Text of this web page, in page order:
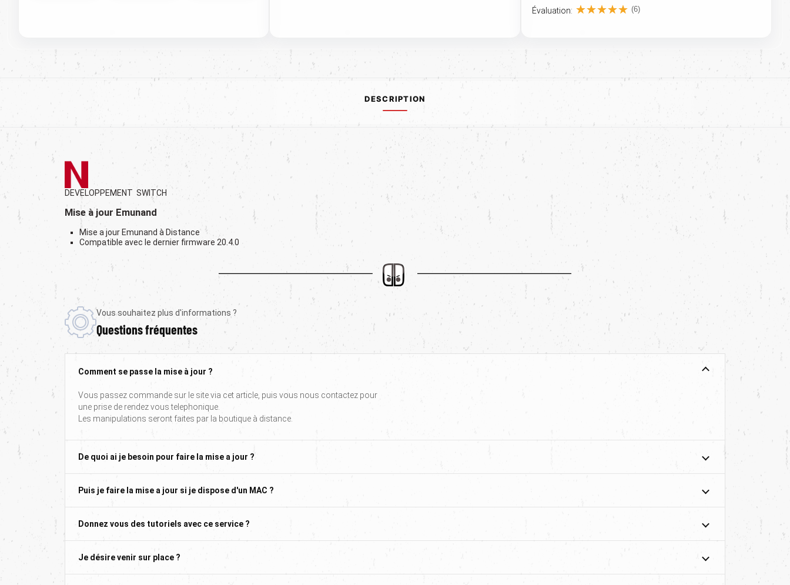
Évaluation: (6)
DESCRIPTION
DEVELOPPEMENT SWITCH
Mise à jour Emunand
Mise a jour Emunand à Distance
Compatible avec le dernier firmware 20.4.0
Vous souhaitez plus d'informations ?
Questions fréquentes
Comment se passe la mise à jour ?
Vous passez commande sur le site via cet article, puis vous nous contactez pour
une prise de rendez vous telephonique.
Les manipulations seront faites par la boutique à distance.
De quoi ai je besoin pour faire la mise a jour ?
Puis je faire la mise a jour si je dispose d'un MAC ?
Donnez vous des tutoriels avec ce service ?
Je désire venir sur place ?